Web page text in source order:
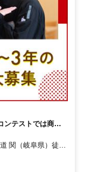
ンテストでは商品
関（岐阜県）徒歩